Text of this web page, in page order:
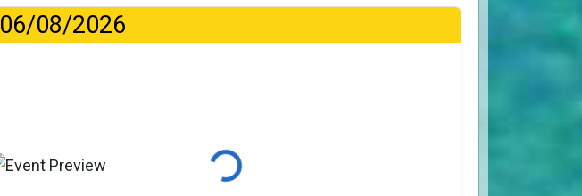
06/08/2026
Φόρτωση...